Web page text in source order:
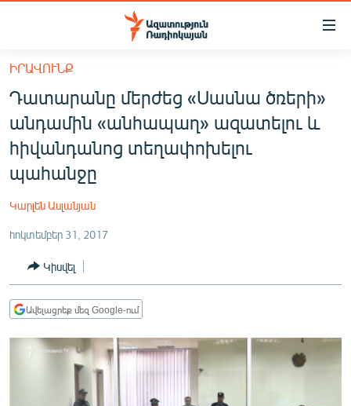
Մատչելիության
հիմնական
բովանդակությանը
Անցնել
հիմնական
մենյուին
Որոնում
ՀԱՅԱՍՏԱՆ
ՔԱՂԱՔԱԿԱՆ
ԸՆՏՐՈՒԹՅՈՒՆՆԵՐ 2026
ՊԱՏԵՐԱԶՄԻ 6 ՇԱԲԱԹՆԵՐԸ
ՏԱՐԱԾԱՇՐՋԱՆ
ՄԻՋԱԶԳԱՅԻՆ
ՄՇԱԿՈՒՅԹ
ԻՐԱՎՈՒՆՔ
Դատարանը մերժեց «Սասնա ծռերի»
անդամին «անհապաղ» ազատելու և
հիվանդանոց տեղափոխելու
պահանջը
Կարլեն Ասլանյան
հոկտեմբեր 31, 2017
Կիսվել
Ավելացրեք մեզ Google-ում